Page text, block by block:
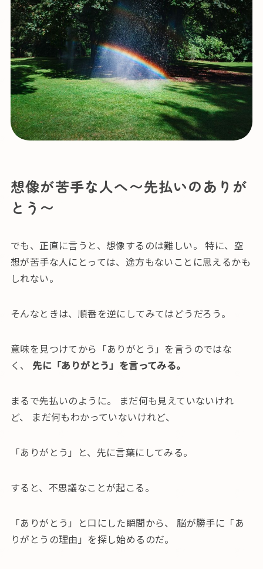
想像が苦手な人へ〜先払いのありが
とう〜
でも、正直に言うと、想像するのは難しい。 特に、空
想が苦手な人にとっては、途方もないことに思えるかも
しれない。
そんなときは、順番を逆にしてみてはどうだろう。
意味を見つけてから「ありがとう」を言うのではな
く、 先に「ありがとう」を言ってみる。
まるで先払いのように。 まだ何も見えていないけれ
ど、 まだ何もわかっていないけれど、
「ありがとう」と、先に言葉にしてみる。
すると、不思議なことが起こる。
「ありがとう」と口にした瞬間から、 脳が勝手に「あ
りがとうの理由」を探し始めるのだ。